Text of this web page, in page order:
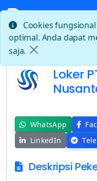
Beranda Loker PT
Loker
WhatsApp
LinkedIn
Deskripsi
Cookies
optimal. Anda dapat
saja.